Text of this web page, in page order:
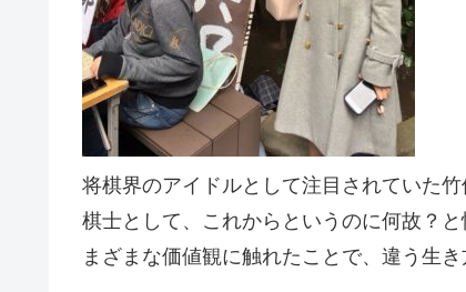
将棋界のアイドルとして注目されていた
棋士として、これからというのに何故？
まざまな価値観に触れたことで、違う生